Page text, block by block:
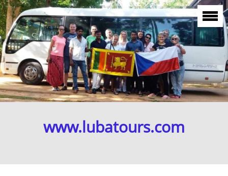
www.lubatours.com